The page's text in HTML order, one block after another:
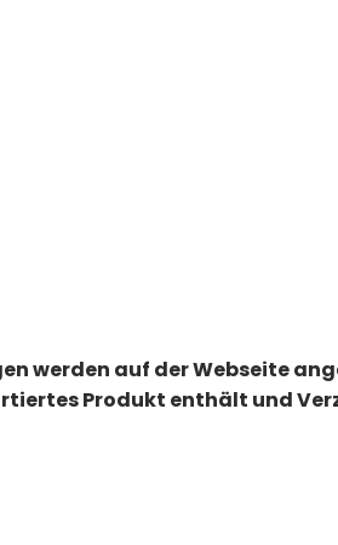
werden auf der Webseite
Produkt enthält und